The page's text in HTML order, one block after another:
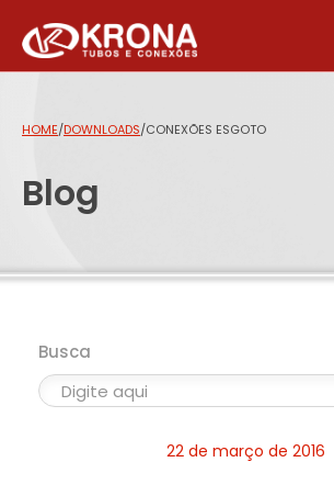
HOME/DOWNLOADS/CONEXÕES ESGOTO
Blog
Busca
22 de março de 2016